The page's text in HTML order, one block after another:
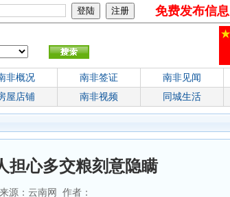
免费发布信息
非概况 南非签证 南非见闻
屋店铺 南非视频 同城生活
担心多交粮刻意隐瞒
源：云南网 作者：